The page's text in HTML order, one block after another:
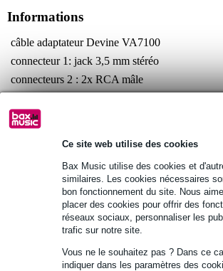
Ce site web utilise des cookies
Bax Music utilise des cookies et
similaires. Les cookies nécessaires
bon fonctionnement du site. Nous
placer des cookies pour offrir des
réseaux sociaux, personnaliser les
trafic sur notre site.
Vous ne le souhaitez pas ? Dans ce
indiquer dans les paramètres des
Informations
câble adaptateur Devine VA7100
connecteur 1: jack 3,5 mm stéréo
connecteurs 2 : 2x RCA mâle
Autres variantes (4)
Autres variantes (3)